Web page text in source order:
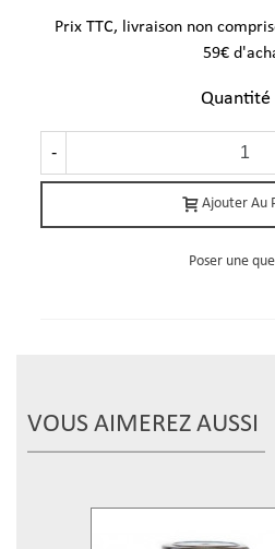
Prix TTC, livraison non
59€
Quantité
-
Ajouter Au
Poser une
VOUS AIMEREZ AUSSI